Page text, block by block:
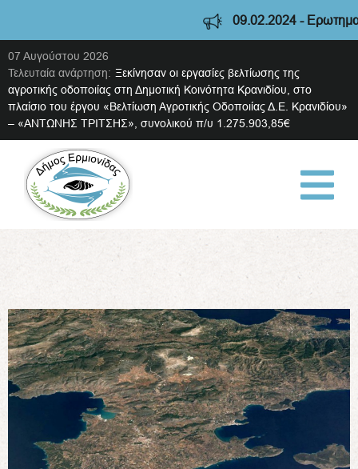
09.02.2024 -
07 Αυγούστου 2026
Τελευταία ανάρτηση: Ξεκίνησαν οι εργασίες βελτίωσης της
αγροτικής οδοποιίας στη Δημοτική Κοινότητα Κρανιδίου, στο
πλαίσιο του έργου «Βελτίωση Αγροτικής Οδοποιίας Δ.Ε. Κρανιδίου»
– «ΑΝΤΩΝΗΣ ΤΡΙΤΣΗΣ», συνολικού π/υ 1.275.903,85€